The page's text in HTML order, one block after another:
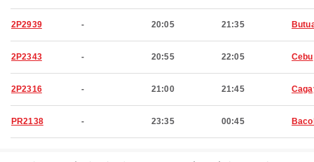
2P2939 - 20:05 21:35
2P2343 - 20:55 22:05 Cebu
2P2316 - 21:00 21:45
PR2138 - 23:35 00:45